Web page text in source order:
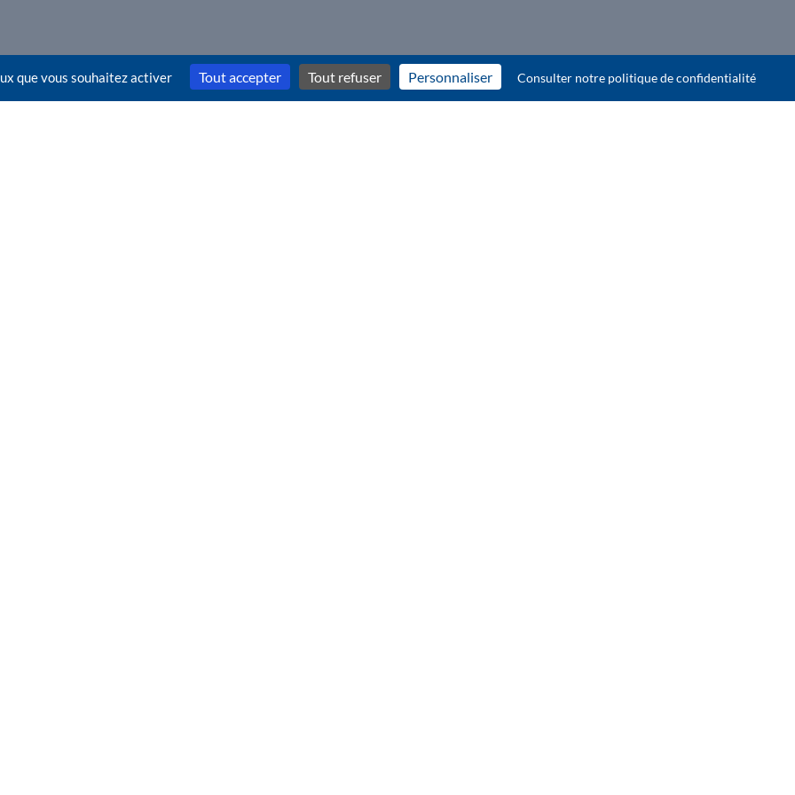
que vous souhaitez activer Tout accepter Tout refuser Personnaliser Consulter notre politique de confidentialité